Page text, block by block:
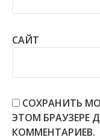
САЙТ
СОХРАНИТЬ
ЭТОМ
КОММЕНТАРИЕВ.